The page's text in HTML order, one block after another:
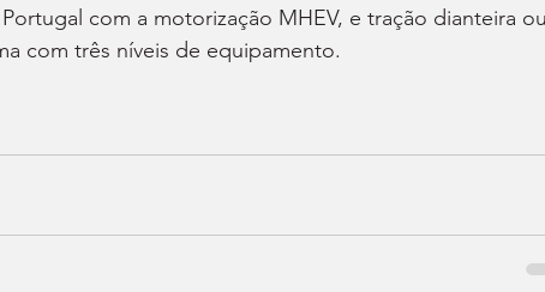
com a motorização MHEV, e tração dianteira ou
com três níveis de equipamento.